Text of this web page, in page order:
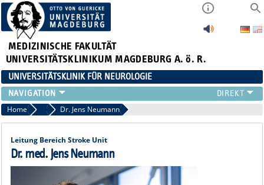
MEDIZINISCHE FAKULTÄT
UNIVERSITÄTSKLINIKUM MAGDEBURG A. ö. R.
UNIVERSITÄTSKLINIK FÜR NEUROLOGIE
TEAM
SCHWERPUNKTE
PATIENTEN/BESUCHER
ÄRZTE/ZUWEISER
FORSCHUNG
LEHRE UND AUSBILDUNG
Home Leitungsteam
Dr. Jens Neumann
Leitung Bereich Stroke Unit
Dr. med. Jens Neumann